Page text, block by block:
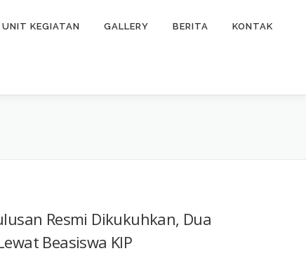
UNIT KEGIATAN GALLERY BERITA KONTAK
Resmi Dikukuhkan, Dua
Beasiswa KIP